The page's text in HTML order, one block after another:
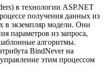
в технологии ASP.NET
получения данных из
в экземпляр модели. Они
параметров из запроса,
алгоритмы.
BindNever на
этим процессом